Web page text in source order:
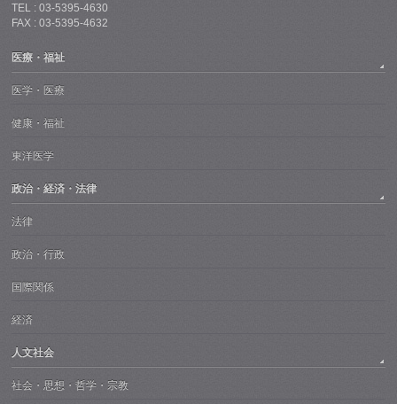
TEL : 03-5395-4630
FAX : 03-5395-4632
医療・福祉
医学・医療
健康・福祉
東洋医学
政治・経済・法律
法律
政治・行政
国際関係
経済
人文社会
社会・思想・哲学・宗教